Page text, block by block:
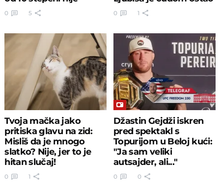
bezazlena
0 5
živ!
0 1
Tvoja mačka jako
pritiska glavu na zid:
Misliš da je mnogo
slatko? Nije, jer to je
hitan slučaj!
0 1
Džastin Gejdži iskren
pred spektakl s
Topurijom u Beloj kući:
"Ja sam veliki
autsajder, ali..."
0 0